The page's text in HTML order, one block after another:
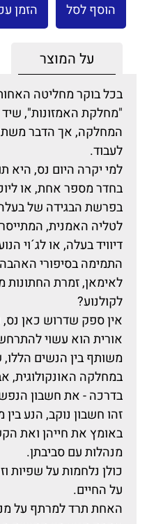
הוסף לסל הזמן
על המוצר
בכל בוקר מחליטה
"מחלקת האמזונות",
המחלקה, אך הדבר
לעבוד.
למי יקרה היום נס, היא
בחדר מספר אחת, או
בפרשת הבגידה של
לטליה האמנית,
דיוויד בעלה, או לג´וי
התמימה בסיפורי
לאימאן, זמרת החתונות
לקולנוע?
אין ספק שדרוש כאן
אורית הוא עשוי
משותף בין הנשים הללו,
במחלקה
בדרכה - את חשבון
זהו חשבון נוקב, הנע בין
באומץ את חייהן ואת
מנהלות עם סביבתן.
כולן נלחמות על שפיות
על החיים.
האחת תרד למרתף על